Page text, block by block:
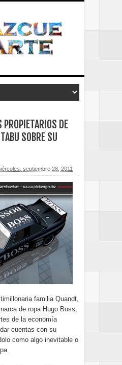
PROPIETARIOS DE
SOBRE SU
septiembre 28, 2011
familia Quandt,
de ropa Hugo Boss,
de la economía
cuentas con su
como algo inevitable o